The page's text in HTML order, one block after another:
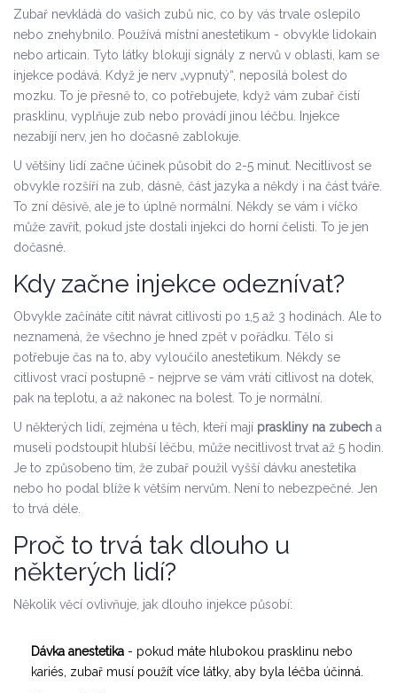
Zubař nevkládá do vašich zubů nic, co by vás trvale oslepilo
nebo znehybnilo. Používá místní anestetikum - obvykle lidokain
nebo articain. Tyto látky blokují signály z nervů v oblasti, kam se
injekce podává. Když je nerv „vypnutý“, neposílá bolest do
mozku. To je přesně to, co potřebujete, když vám zubař čistí
prasklinu, vyplňuje zub nebo provádí jinou léčbu. Injekce
nezabíjí nerv, jen ho dočasně zablokuje.
U většiny lidí začne účinek působit do 2-5 minut. Necitlivost se
obvykle rozšíří na zub, dásně, část jazyka a někdy i na část tváře.
To zní děsivě, ale je to úplně normální. Někdy se vám i víčko
může zavřít, pokud jste dostali injekci do horní čelisti. To je jen
dočasné.
Kdy začne injekce odeznívat?
Obvykle začínáte cítit návrat citlivosti po 1,5 až 3 hodinách. Ale to
neznamená, že všechno je hned zpět v pořádku. Tělo si
potřebuje čas na to, aby vyloučilo anestetikum. Někdy se
citlivost vrací postupně - nejprve se vám vrátí citlivost na dotek,
pak na teplotu, a až nakonec na bolest. To je normální.
U některých lidí, zejména u těch, kteří mají praskliny na zubech a
museli podstoupit hlubší léčbu, může necitlivost trvat až 5 hodin.
Je to způsobeno tím, že zubař použil vyšší dávku anestetika
nebo ho podal blíže k větším nervům. Není to nebezpečné. Jen
to trvá déle.
Proč to trvá tak dlouho u
některých lidí?
Několik věcí ovlivňuje, jak dlouho injekce působí:
Dávka anestetika - pokud máte hlubokou prasklinu nebo
kariés, zubař musí použít více látky, aby byla léčba účinná.